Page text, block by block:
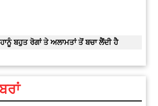
ਬਹੁਤ ਰੋਗਾਂ ਤੇ ਅਲਾਮਤਾਂ ਤੋਂ ਬਚਾ ਲੈਂਦੀ ਹੈ
ਤੁਹਾਡੀ ਰਾਸ਼ੀ ‘ਤੇ ਗ੍ਰਹਿਆਂ ਦੀ...
Explosion During Peace Rally in
Pakistan’s Khyber Pakhtunkhwa:
7 Killed, 18 Injured